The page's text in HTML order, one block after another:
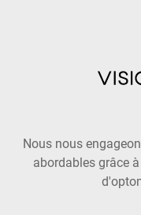
Nous nous
abordables grâce